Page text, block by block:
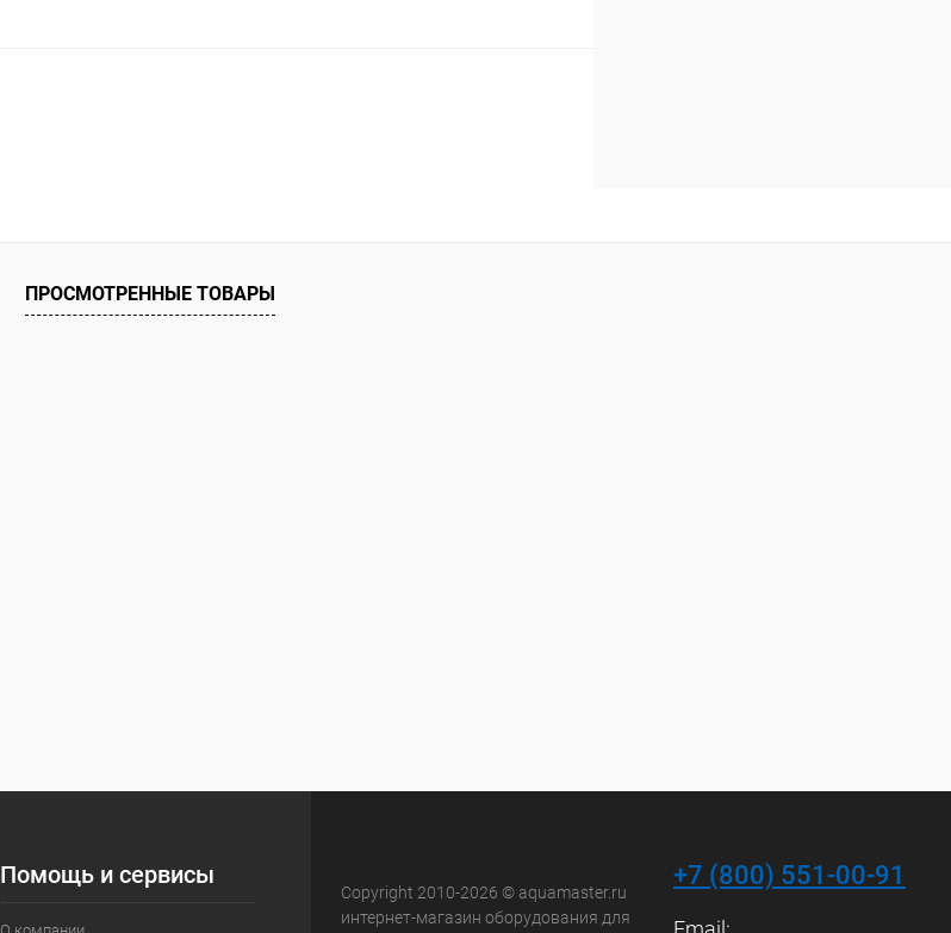
ПРОСМОТРЕННЫЕ ТОВАРЫ
Помощь и сервисы
Copyright 2010-2026 © aquamaster.ru
интернет-магазин оборудования для
+7 (800) 551-00-91